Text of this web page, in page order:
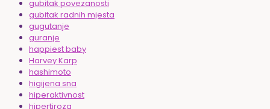
gubitak povezanosti
gubitak radnih mjesta
gugutanje
guranje
happiest baby
Harvey Karp
hashimoto
higijena sna
hiperaktivnost
hipertiroza